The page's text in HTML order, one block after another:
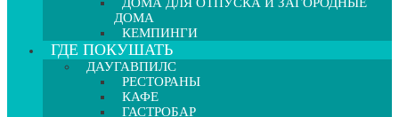
ДОМА
КЕМПИНГИ
ГДЕ ПОКУШАТЬ
ДАУГАВПИЛС
РЕСТОРАНЫ
КАФЕ
ГАСТРОБАР